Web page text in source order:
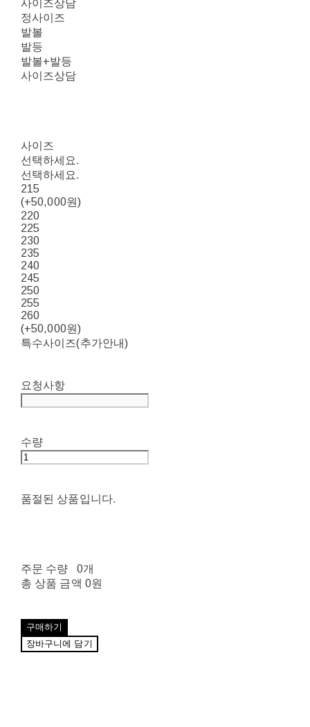
사이즈상담
정사이즈
발볼
발등
발볼+발등
사이즈상담
사이즈
선택하세요.
선택하세요.
215
(+50,000원)
220
225
230
235
240
245
250
255
260
(+50,000원)
특수사이즈(추가안내)
요청사항
수량
품절된 상품입니다.
주문 수량
0개
총 상품 금액 0원
구매하기
장바구니에 담기